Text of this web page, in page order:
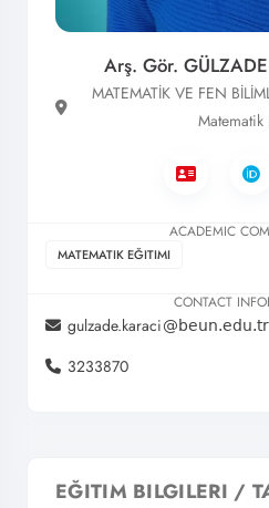
Arş. Gör.
MATEMATİK VE FEN
ACADEMIC
MATEMATIK EĞITIMI
CONTACT
gulzade.karaci
3233870
EĞITIM BILGILERI /